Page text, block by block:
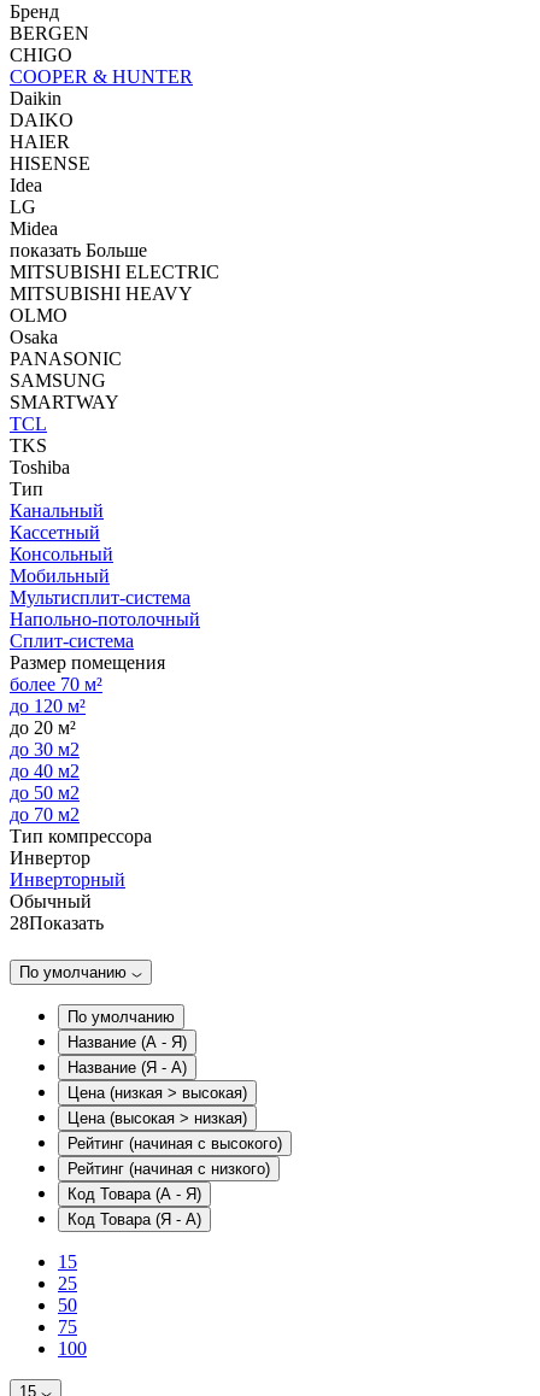
Бренд
BERGEN
CHIGO
COOPER & HUNTER
Daikin
DAIKO
HAIER
HISENSE
Idea
LG
Midea
показать Больше
MITSUBISHI ELECTRIC
MITSUBISHI HEAVY
OLMO
Osaka
PANASONIC
SAMSUNG
SMARTWAY
TCL
TKS
Toshiba
Тип
Канальный
Кассетный
Консольный
Мобильный
Мультисплит-система
Напольно-потолочный
Сплит-система
Размер помещения
более 70 м²
до 120 м²
до 20 м²
до 30 м2
до 40 м2
до 50 м2
до 70 м2
Тип компрессора
Инвертор
Инверторный
Обычный
28Показать
По умолчанию
По умолчанию
Название (А - Я)
Название (Я - А)
Цена (низкая > высокая)
Цена (высокая > низкая)
Рейтинг (начиная с высокого)
Рейтинг (начиная с низкого)
Код Товара (А - Я)
Код Товара (Я - А)
15
25
50
75
100
15